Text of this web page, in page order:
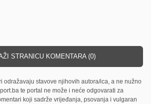
STRANICU KOMENTARA (0)
odražavaju stavove njihovih autora/ica, a ne nužno
te portal ne može i neće odgovarati za
koji sadrže vrijeđanja, psovanja i vulgaran